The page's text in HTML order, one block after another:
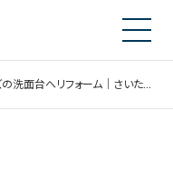
面台へリフォーム｜さいたま市